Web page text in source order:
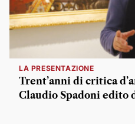
LA PRESENTAZIONE
Trent’anni di critica
Claudio Spadoni edito